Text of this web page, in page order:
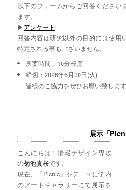
以下のフォームからご回答ください
ます。
▶︎アンケート
回答内容は研究以外の目的には使用
特定される事もございません。
所要時間：10分程度
締切：2026年6月30日(火)
皆様のご協力をぜひお願い致します
展示「
こんにちは！情報デザイン専攻
の菊池真桜です。
現在、「Picnic」をテーマに学内
のアートギャラリーにて展示を